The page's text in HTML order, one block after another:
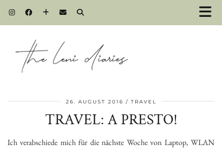
26. AUGUST 2016 TRAVEL
TRAVEL: A PRESTO!
Ich verabschiede mich für die nächste Woche von Laptop, WLAN